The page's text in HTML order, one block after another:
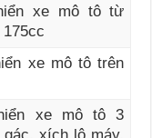
xe mô tô từ
xe mô tô trên
xe mô tô 3